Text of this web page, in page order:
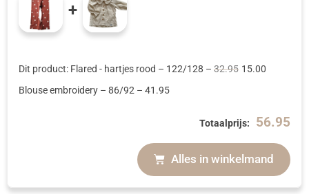
+
Totaalprijs: 56.95
Alles in winkelmand
Dit product: Flared - hartjes rood – 122/128 – 32.95 15.00
Blouse embroidery – 86/92 – 41.95